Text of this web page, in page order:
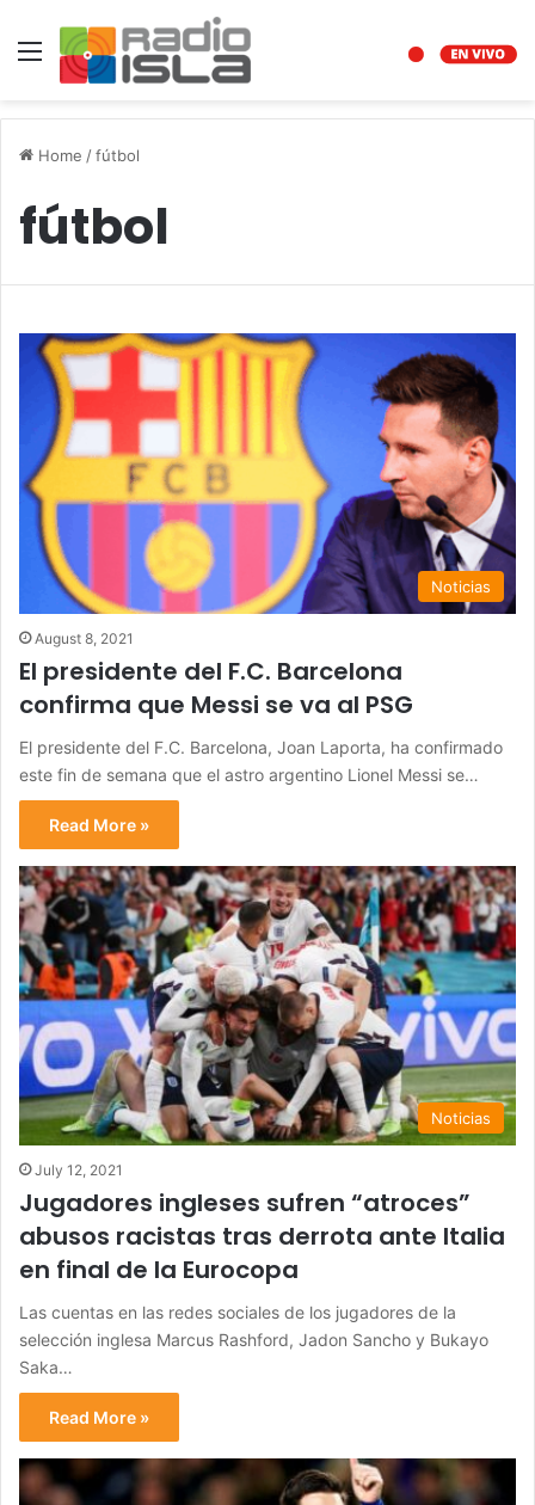
Menu
Home /fútbol
fútbol
Noticias
August 8, 2021
El presidente del F.C. Barcelona
confirma que Messi se va al PSG
El presidente del F.C. Barcelona, Joan Laporta, ha confirmado
este fin de semana que el astro argentino Lionel Messi se…
Read More »
Noticias
July 12, 2021
Jugadores ingleses sufren “atroces”
abusos racistas tras derrota ante Italia
en final de la Eurocopa
Las cuentas en las redes sociales de los jugadores de la
selección inglesa Marcus Rashford, Jadon Sancho y Bukayo
Saka…
Read More »